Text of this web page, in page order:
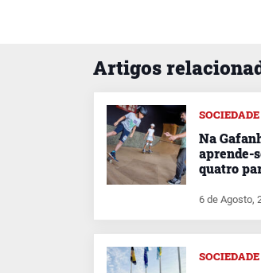
Artigos
SOCIEDADE
Na
aprende-
quatro
6 de Agosto,
SOCIEDADE